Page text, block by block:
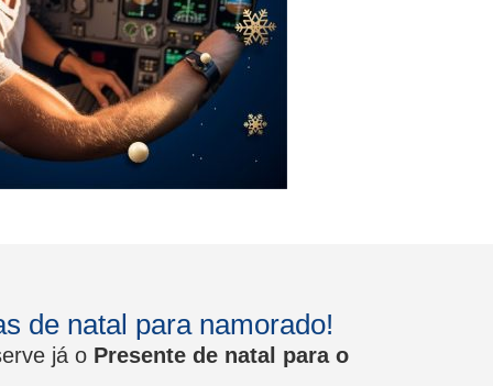
de natal para namorado!
já o Presente de natal para o